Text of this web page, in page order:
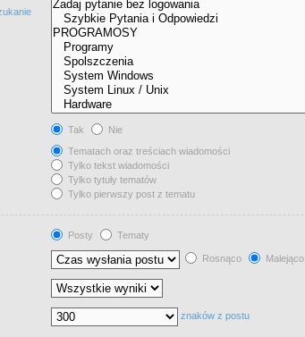
Tak
Nie
Tematach oraz treściach wiadomości
Tylko tekst wiadomości
Tylko tytuły tematów
Tylko pierwszy post z tematu
Posty
Tematy
Rosnąco Malejąco
znaków z postu